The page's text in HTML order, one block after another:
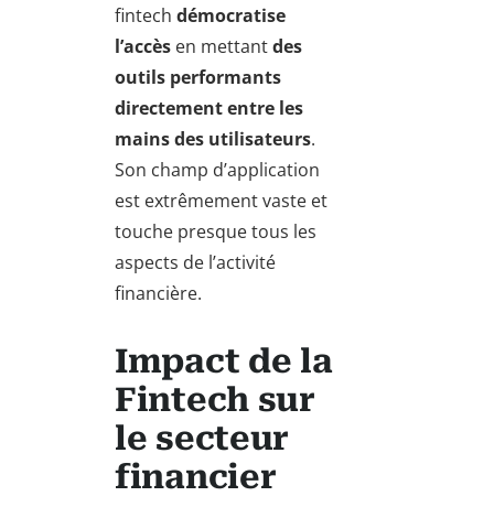
fintech démocratise
l’accès en mettantdes
outils performants
directement entre les
mains des utilisateurs.
Son champ d’application
est extrêmement vaste et
touche presque tous les
aspects de l’activité
financière.
Impact de la
Fintech sur
le secteur
financier